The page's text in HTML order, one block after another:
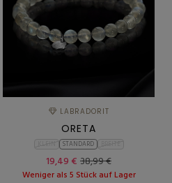
LABRADORIT
ORETA
STANDARD
19,49 € 38,99 €
Weniger als 5 Stück auf Lager